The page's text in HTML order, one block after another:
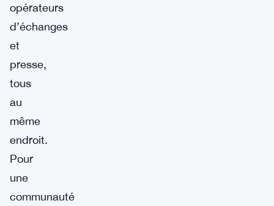
opérateurs
d’échanges
et
presse,
tous
au
même
endroit.
Pour
une
communauté